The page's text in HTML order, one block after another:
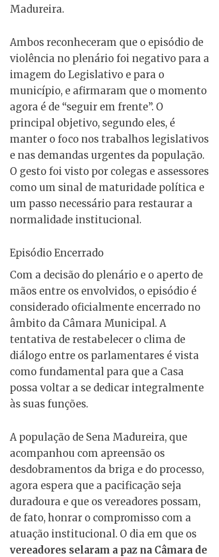
Madureira.
Ambos reconheceram que o episódio de
violência no plenário foi negativo para a
imagem do Legislativo e para o
município, e afirmaram que o momento
agora é de “seguir em frente”. O
principal objetivo, segundo eles, é
manter o foco nos trabalhos legislativos
e nas demandas urgentes da população.
O gesto foi visto por colegas e assessores
como um sinal de maturidade política e
um passo necessário para restaurar a
normalidade institucional.
Episódio Encerrado
Com a decisão do plenário e o aperto de
mãos entre os envolvidos, o episódio é
considerado oficialmente encerrado no
âmbito da Câmara Municipal. A
tentativa de restabelecer o clima de
diálogo entre os parlamentares é vista
como fundamental para que a Casa
possa voltar a se dedicar integralmente
às suas funções.
A população de Sena Madureira, que
acompanhou com apreensão os
desdobramentos da briga e do processo,
agora espera que a pacificação seja
duradoura e que os vereadores possam,
de fato, honrar o compromisso com a
atuação institucional. O dia em que os
vereadores selaram a paz na Câmara de